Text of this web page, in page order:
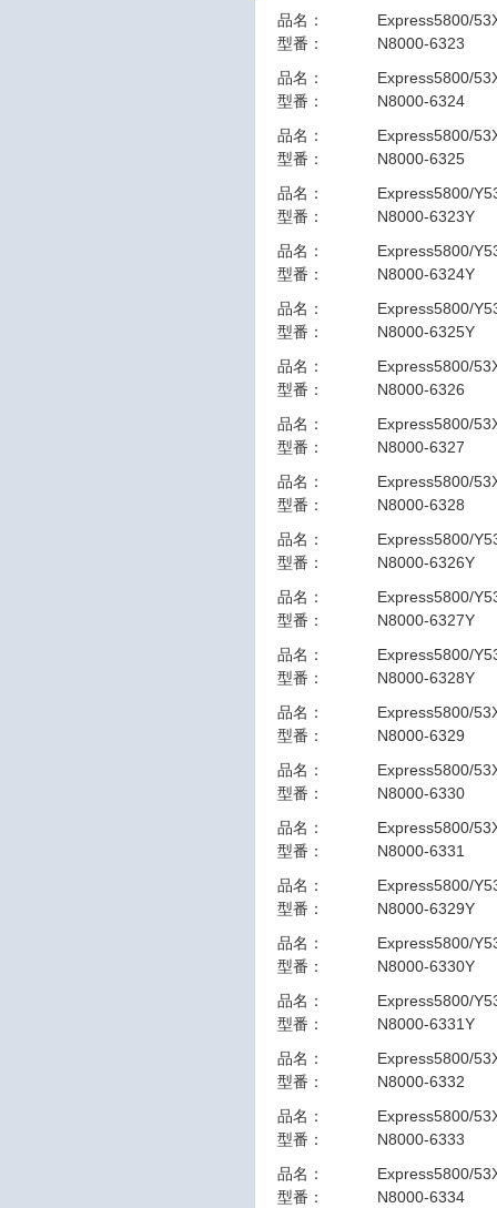
品名：
Express5800/
型番：
N8000-6323
品名：
Express5800/
型番：
N8000-6324
品名：
Express5800/
型番：
N8000-6325
品名：
Express5800/
型番：
N8000-6323Y
品名：
Express5800/
型番：
N8000-6324Y
品名：
Express5800/
型番：
N8000-6325Y
品名：
Express5800/
型番：
N8000-6326
品名：
Express5800/
型番：
N8000-6327
品名：
Express5800/
型番：
N8000-6328
品名：
Express5800/
型番：
N8000-6326Y
品名：
Express5800/
型番：
N8000-6327Y
品名：
Express5800/
型番：
N8000-6328Y
品名：
Express5800/
型番：
N8000-6329
品名：
Express5800/
型番：
N8000-6330
品名：
Express5800/
型番：
N8000-6331
品名：
Express5800/
型番：
N8000-6329Y
品名：
Express5800/
型番：
N8000-6330Y
品名：
Express5800/
型番：
N8000-6331Y
品名：
Express5800/
型番：
N8000-6332
品名：
Express5800/
型番：
N8000-6333
品名：
Express5800/
型番：
N8000-6334